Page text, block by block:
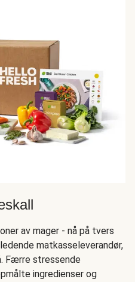
av mager - nå på tvers
matkasseleverandør,
Færre stressende
ingredienser og